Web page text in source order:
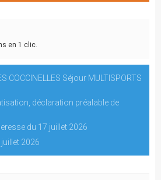
en 1 clic.
COCCINELLES Séjour MULTISPORTS
déclaration préalable de
du 17 juillet 2026
2026